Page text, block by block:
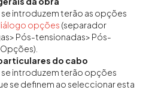
introduzem terão as opções
opções (separador
Pós-tensionadas> Pós-
do cabo
se introduzem terão opções
se definem ao seleccionar esta